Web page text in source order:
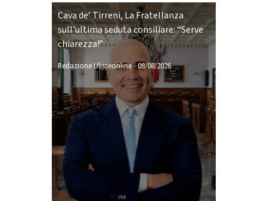
Cava de’ Tirreni, La Fratellanza
sull'ultima seduta consiliare: “Serve
chiarezza!”
Redazione Ulisseonline-08/08/2026